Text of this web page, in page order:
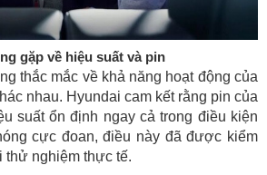
gặp về hiệu suất và pin
thắc mắc về khả năng hoạt động của
nhau. Hyundai cam kết rằng pin của
suất ổn định ngay cả trong điều kiện
cực đoan, điều này đã được kiểm
thử nghiệm thực tế.